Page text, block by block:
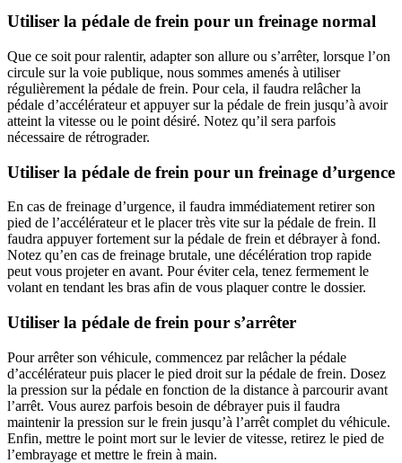
Utiliser la pédale de frein pour un freinage normal
Que ce soit pour ralentir, adapter son allure ou s’arrêter, lorsque l’on
circule sur la voie publique, nous sommes amenés à utiliser
régulièrement la pédale de frein. Pour cela, il faudra relâcher la
pédale d’accélérateur et appuyer sur la pédale de frein jusqu’à avoir
atteint la vitesse ou le point désiré. Notez qu’il sera parfois
nécessaire de rétrograder.
Utiliser la pédale de frein pour un freinage d’urgence
En cas de freinage d’urgence, il faudra immédiatement retirer son
pied de l’accélérateur et le placer très vite sur la pédale de frein. Il
faudra appuyer fortement sur la pédale de frein et débrayer à fond.
Notez qu’en cas de freinage brutale, une décélération trop rapide
peut vous projeter en avant. Pour éviter cela, tenez fermement le
volant en tendant les bras afin de vous plaquer contre le dossier.
Utiliser la pédale de frein pour s’arrêter
Pour arrêter son véhicule, commencez par relâcher la pédale
d’accélérateur puis placer le pied droit sur la pédale de frein. Dosez
la pression sur la pédale en fonction de la distance à parcourir avant
l’arrêt. Vous aurez parfois besoin de débrayer puis il faudra
maintenir la pression sur le frein jusqu’à l’arrêt complet du véhicule.
Enfin, mettre le point mort sur le levier de vitesse, retirez le pied de
l’embrayage et mettre le frein à main.